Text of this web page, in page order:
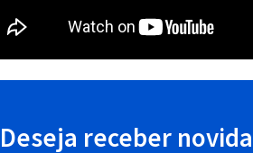
Deseja receber